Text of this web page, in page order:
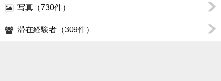
写真（730件）
滞在経験者（309件）